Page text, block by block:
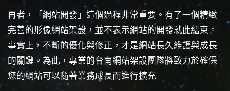
再者，「網站開發」這個過程非常重要。有了一個精緻
完善的形像網站架設，並不表示網站的開發就此結束。
事實上，不斷的優化與修正，才是網站長久維護與成長
的關鍵。為此，專業的台南網站架設團隊將致力於確保
您的網站可以隨著業務成長而進行擴充